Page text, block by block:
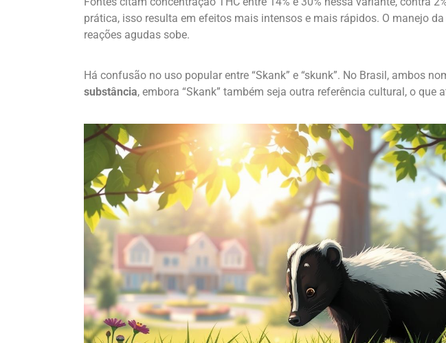
prática, isso resulta em efeitos mais intensos e mais rápidos. O manejo
reações agudas sobe.
Há confusão no uso popular entre “Skank” e “skunk”. No Brasil, ambos
substância, embora “Skank” também seja outra referência cultural, o que